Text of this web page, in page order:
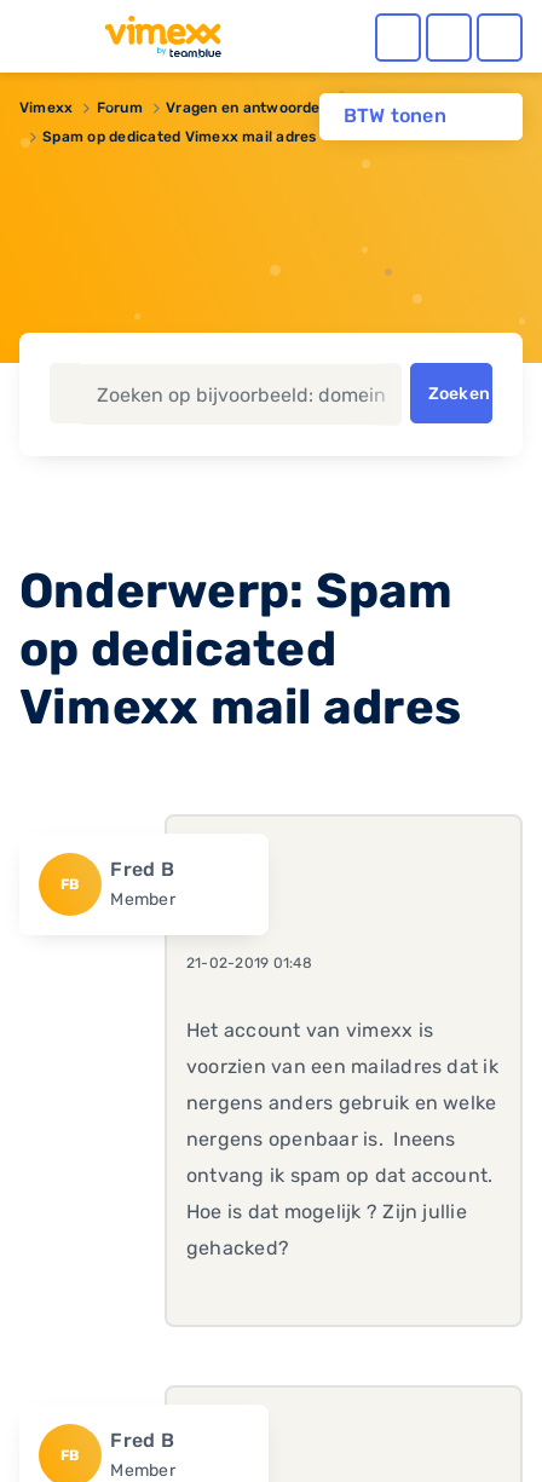
BTW tonen
Vimexx Forum
Vragen en antwoorden
Spam op dedicated Vimexx mail adres
Zoeken
Onderwerp: Spam
op dedicated
Vimexx mail adres
FB
Fred B
Member
21-02-2019 01:48
Het account van vimexx is
voorzien van een mailadres dat ik
nergens anders gebruik en welke
nergens openbaar is. Ineens
ontvang ik spam op dat account.
Hoe is dat mogelijk ? Zijn jullie
gehacked?
FB
Fred B
Member